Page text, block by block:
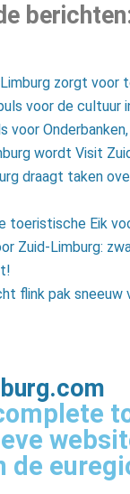
zorgt voor
voor de cultuur
voor
wordt Visit
draagt taken
toeristische Eik
Zuid-Limburg:
flink pak sneeuw
de